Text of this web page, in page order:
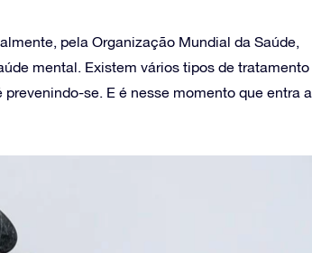
pela Organização Mundial da Saúde,
mental. Existem vários tipos de tratamento
se. E é nesse momento que entra a